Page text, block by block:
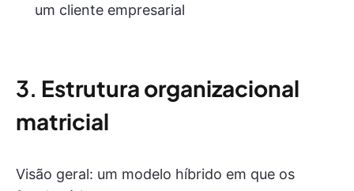
um cliente empresarial
3. Estrutura organizacional
matricial
Visão geral: um modelo híbrido em que os